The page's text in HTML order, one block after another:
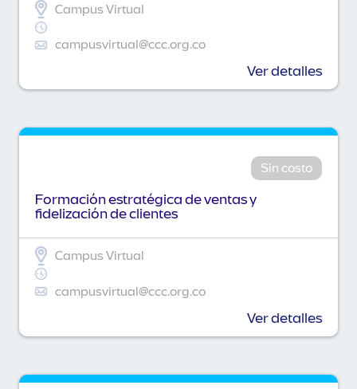
Campus Virtual
campusvirtual@ccc.org.co
Ver detalles
Sin costo
Formación estratégica de ventas y
fidelización de clientes
Campus Virtual
campusvirtual@ccc.org.co
Ver detalles